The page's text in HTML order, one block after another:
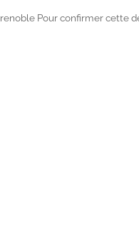
Pour confirmer cette